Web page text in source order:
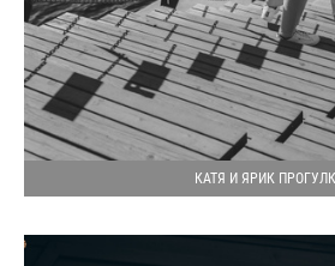
КАТЯ И ЯРИК